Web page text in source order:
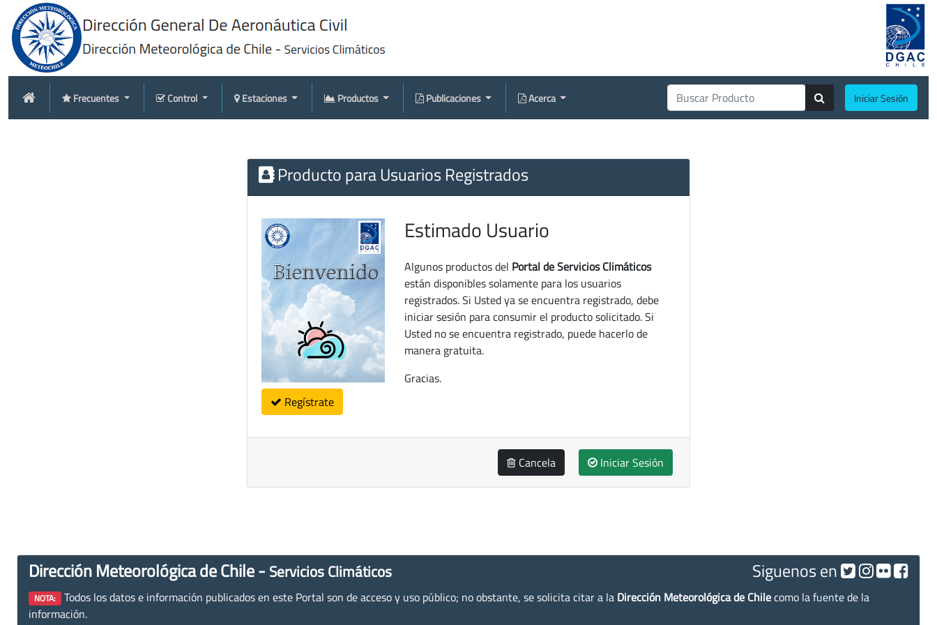
Frecuentes Control Estaciones Productos Publicaciones Acerca Iniciar Sesión
Producto para Usuarios Registrados
Regístrate
Estimado Usuario
Algunos productos del Portal de Servicios Climáticos
están disponibles solamente para los usuarios
registrados. Si Usted ya se encuentra registrado, debe
iniciar sesión para consumir el producto solicitado. Si
Usted no se encuentra registrado, puede hacerlo de
manera gratuita.
Gracias.
Cancela Iniciar Sesión
Dirección Meteorológica de Chile - Servicios Climáticos Siguenos en
NOTA: Todos los datos e información publicados en este Portal son de acceso y uso público; no obstante, se solicita citar a la Dirección Meteorológica de Chilecomo la fuente de la
información.